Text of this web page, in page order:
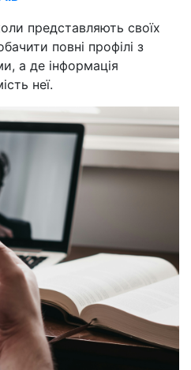
представляють своїх
повні профілі з
а де інформація
неї.